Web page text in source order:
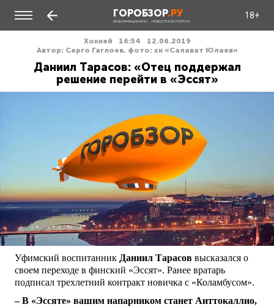
ГОРОБЗОР.РУ
ИНФОРМАЦИОННО - НОВОСТНОЙ ПОРТАЛ
18+
Хоккей 16:54
12.06.2019
Автор: Серго Гаглоев, фото: хк «Салават Юлаев»
Даниил Тарасов: «Отец поддержал
решение перейти в «Эссят»
Уфимский воспитанник Даниил Тарасов высказался о
своем переходе в финский «Эссят». Ранее вратарь
подписал трехлетний контракт новичка с «Коламбусом».
– В «Эссяте» вашим напарником станет Аиттокаллио,